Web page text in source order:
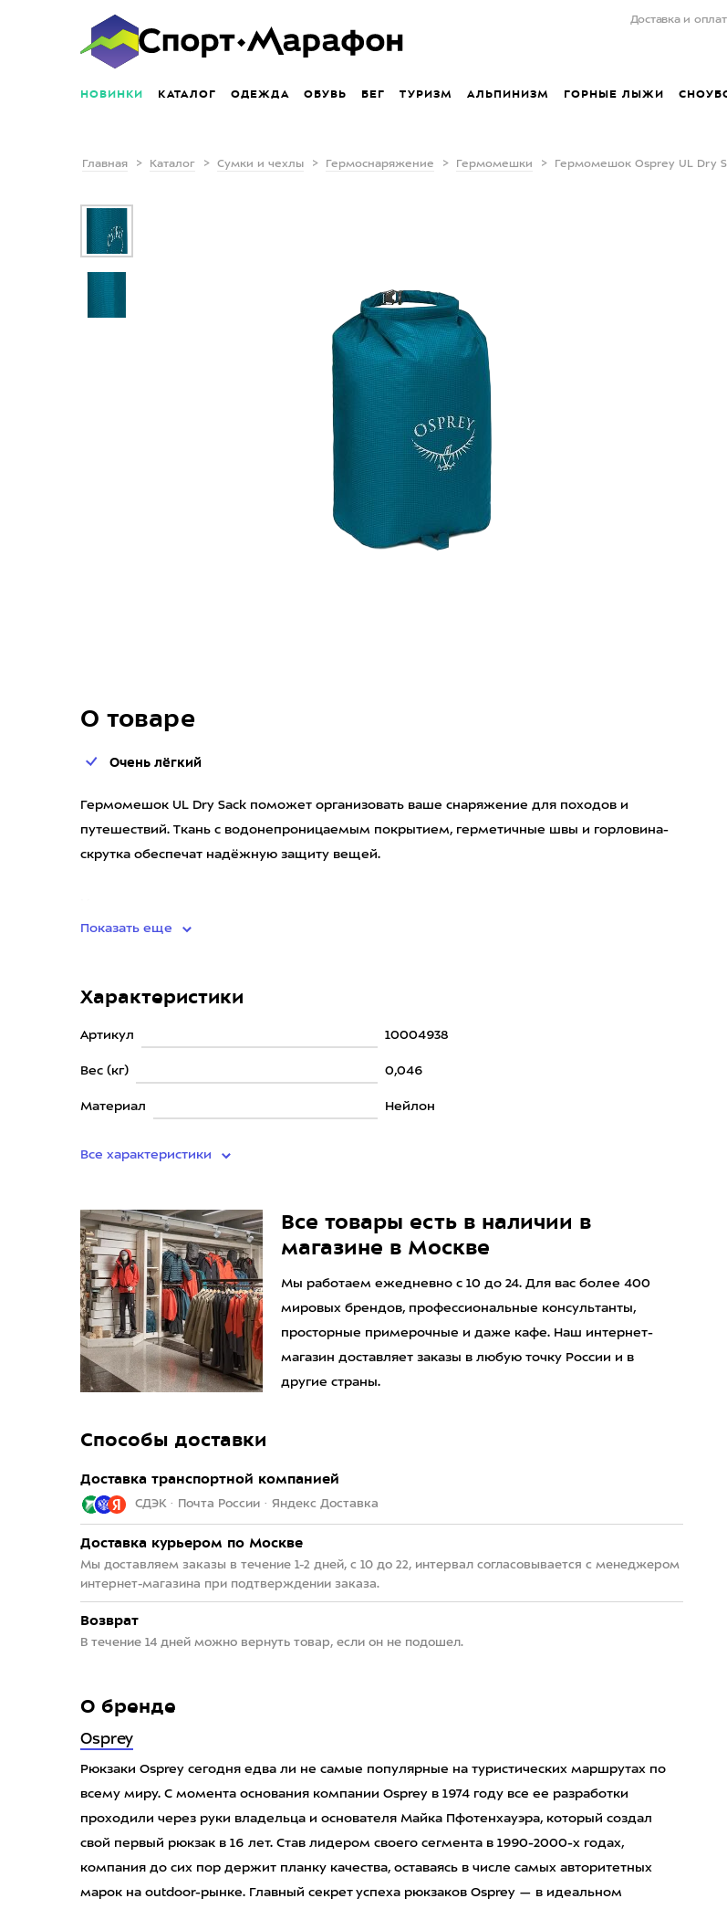
Доставка и
НОВИНКИ КАТАЛОГ ОДЕЖДА ОБУВЬ БЕГ ТУРИЗМ АЛЬПИНИЗМ ГОРНЫЕ ЛЫЖИ
Главная Каталог Сумки и чехлы Гермоснаряжение Гермомешки Гермомешок Osprey UL Dry
О товаре
Очень лёгкий
Гермомешок UL Dry Sack поможет организовать ваше снаряжение для походов и
путешествий. Ткань с водонепроницаемым покрытием, герметичные швы и горловина-
скрутка обеспечат надёжную защиту вещей.
Показать еще
Характеристики
Артикул 10004938
Вес (кг) 0,046
Материал Нейлон
Все характеристики
Все товары есть в наличии в
магазине в Москве
Мы работаем ежедневно с 10 до 24. Для вас более 400
мировых брендов, профессиональные консультанты,
просторные примерочные и даже кафе. Наш интернет-
магазин доставляет заказы в любую точку России и в
другие страны.
Способы доставки
Доставка транспортной компанией
СДЭК · Почта России · Яндекс Доставка
Доставка курьером по Москве
Мы доставляем заказы в течение 1-2 дней, с 10 до 22, интервал согласовывается с менеджером
интернет-магазина при подтверждении заказа.
Возврат
В течение 14 дней можно вернуть товар, если он не подошел.
О бренде
Osprey
Рюкзаки Osprey сегодня едва ли не самые популярные на туристических маршрутах по
всему миру. С момента основания компании Osprey в 1974 году все ее разработки
проходили через руки владельца и основателя Майка Пфотенхауэра, который создал
свой первый рюкзак в 16 лет. Став лидером своего сегмента в 1990-2000-х годах,
компания до сих пор держит планку качества, оставаясь в числе самых авторитетных
марок на outdoor-рынке. Главный секрет успеха рюкзаков Osprey — в идеальном